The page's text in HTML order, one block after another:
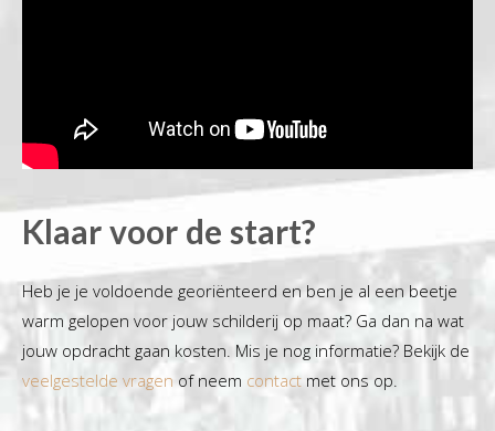
Klaar voor de start?
Heb je je voldoende georiënteerd en ben je al een beetje
warm gelopen voor jouw schilderij op maat? Ga dan na wat
jouw opdracht gaan kosten. Mis je nog informatie? Bekijk de
veelgestelde vragen of neem contact met ons op.